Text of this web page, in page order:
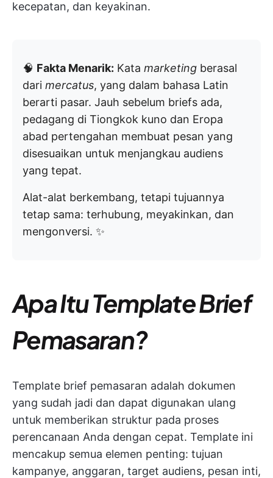
kecepatan, dan keyakinan.
🧠 Fakta Menarik: Kata marketing berasal
dari mercatus, yang dalam bahasa Latin
berarti pasar. Jauh sebelum briefs ada,
pedagang di Tiongkok kuno dan Eropa
abad pertengahan membuat pesan yang
disesuaikan untuk menjangkau audiens
yang tepat.
Alat-alat berkembang, tetapi tujuannya
tetap sama: terhubung, meyakinkan, dan
mengonversi. ✨
Apa Itu Template Brief
Pemasaran?
Template brief pemasaran adalah dokumen
yang sudah jadi dan dapat digunakan ulang
untuk memberikan struktur pada proses
perencanaan Anda dengan cepat. Template ini
mencakup semua elemen penting: tujuan
kampanye, anggaran, target audiens, pesan inti,